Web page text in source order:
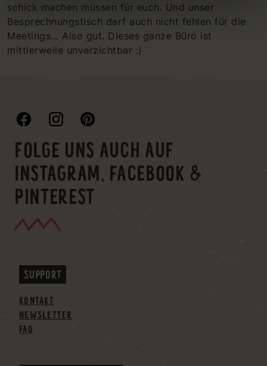
schick machen müssen für euch. Und unser
Besprechnungstisch darf auch nicht fehlen für die
Meetings... Also gut. Dieses ganze Büro ist
mittlerweile unverzichtbar :)
FOLGE UNS AUCH AUF
INSTAGRAM, FACEBOOK &
PINTEREST
SUPPORT
KONTAKT
NEWSLETTER
FAQ